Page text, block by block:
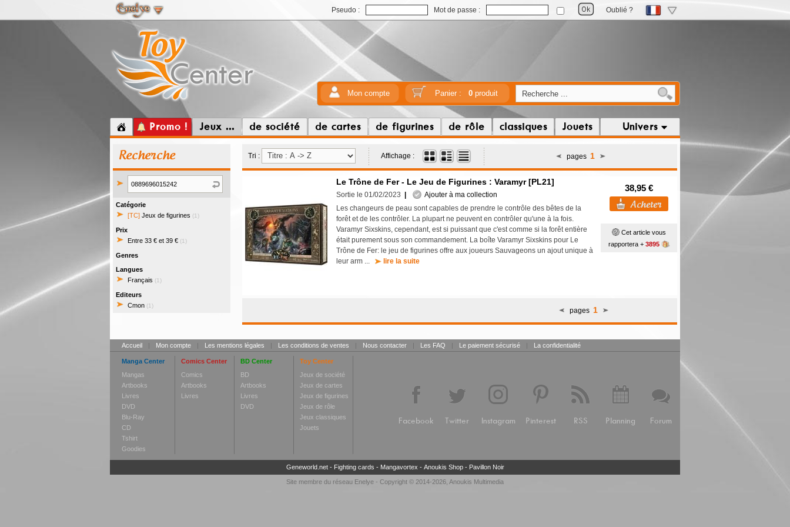
Pseudo : Mot de passe : Oublié ?
Mon compte Panier : 0produit
Promo ! Jeux ... de société de cartes de figurines de rôle classiques Jouets Univers
Recherche
Catégorie
[TC] Jeux de figurines (1)
Prix
Entre 33 € et 39 € (1)
Genres
Langues
Français (1)
Editeurs
Cmon (1)
Tri : Affichage : pages 1
Le Trône de Fer - Le Jeu de Figurines : Varamyr [PL21]
Sortie le 01/02/2023
Ajouter à ma collection
Les changeurs de peau sont capables de prendre le contrôle des bêtes de la
forêt et de les contrôler. La plupart ne peuvent en contrôler qu'une à la fois.
Varamyr Sixskins, cependant, est si puissant que c'est comme si la forêt entière
était purement sous son commandement. La boîte Varamyr Sixskins pour Le
Trône de Fer: le jeu de figurines offre aux joueurs Sauvageons un ajout unique à
leur arm ...
lire la suite
38,95 €
Cet article vous
rapportera + 3895
pages 1
Accueil | Mon compte | Les mentions légales | Les conditions de ventes | Nous contacter | Les FAQ | Le paiement sécurisé | La confidentialité
Manga Center
Mangas
Artbooks
Livres
DVD
Blu-Ray
CD
Tshirt
Goodies
Comics Center
Comics
Artbooks
Livres
BD Center
BD
Artbooks
Livres
DVD
Toy Center
Jeux de société
Jeux de cartes
Jeux de figurines
Jeux de rôle
Jeux classiques
Jouets
Facebook Twitter Instagram Pinterest RSS Planning Forum
Geneworld.net- Fighting cards - Mangavortex - Anoukis Shop- Pavillon Noir
Site membre du réseau Enelye - Copyright © 2014-2026, Anoukis Multimedia